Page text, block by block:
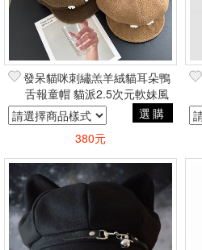
發呆貓咪刺繡羔羊絨貓耳朵鴨
舌報童帽 貓派2.5次元軟妹風
可愛周邊
選購
380元